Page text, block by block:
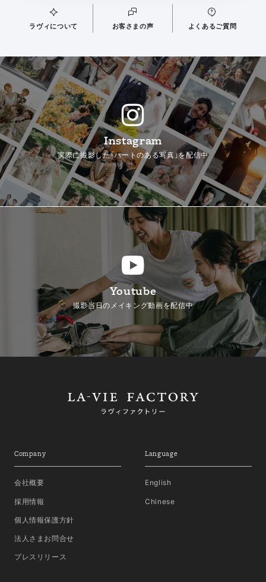
ラヴィについて お客さまの声 よくあるご質問
Instagram
実際に撮影した「ハートのある写真」を配信中
Youtube
撮影当日のメイキング動画を配信中
Company
会社概要
採用情報
個人情報保護方針
法人さまお問合せ
プレスリリース
Language
English
Chinese